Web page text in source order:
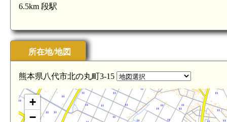
6.5km 段駅
所在地/地図
熊本県八代市北の丸町3-15
+
−